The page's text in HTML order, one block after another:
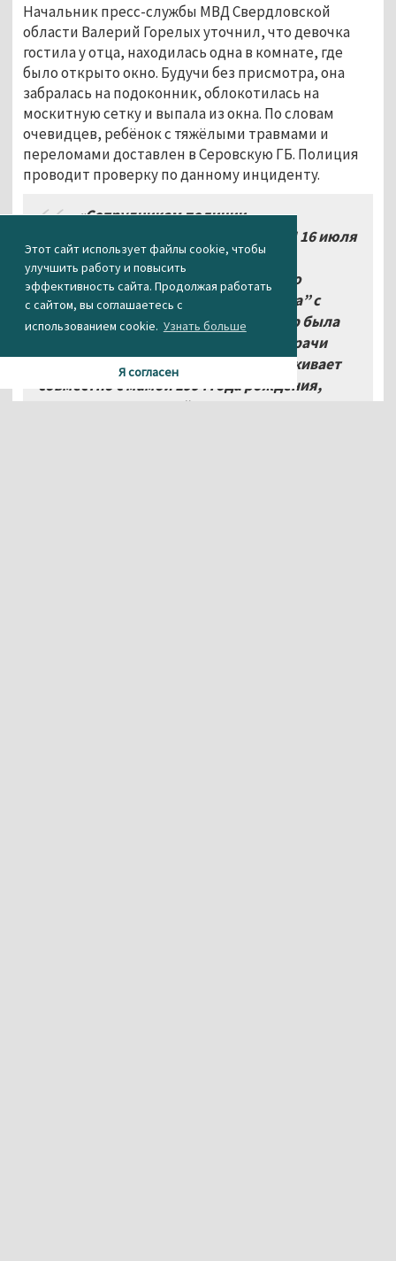
Этот сайт использует файлы cookie, чтобы
улучшить работу и повысить
эффективность сайта. Продолжая работать
с сайтом, вы соглашаетесь с
использованием cookie. Узнать больше
Я согласен
Начальник пресс-службы МВД Свердловской
области Валерий Горелых уточнил, что девочка
гостила у отца, находилась одна в комнате, где
было открыто окно. Будучи без присмотра, она
забралась на подоконник, облокотилась на
москитную сетку и выпала из окна. По словам
очевидцев, ребёнок с тяжёлыми травмами и
переломами доставлен в Серовскую ГБ. Полиция
проводит проверку по данному инциденту.
«Сотрудникам полиции
территориального ОВД о данном ЧП 16 июля
в 18:59 рассказал фельдшер скорой
медпомощи. Воспитанница детского
дошкольного учреждения “Вишенка” с
диагнозом закрытый перелом бёдер была
доставлена в больницу, где сейчас врачи
борются за её жизнь. Малышка проживает
совместно с мамой 1994 года рождения,
которая ранее на учёте в ПДН не состояла и к